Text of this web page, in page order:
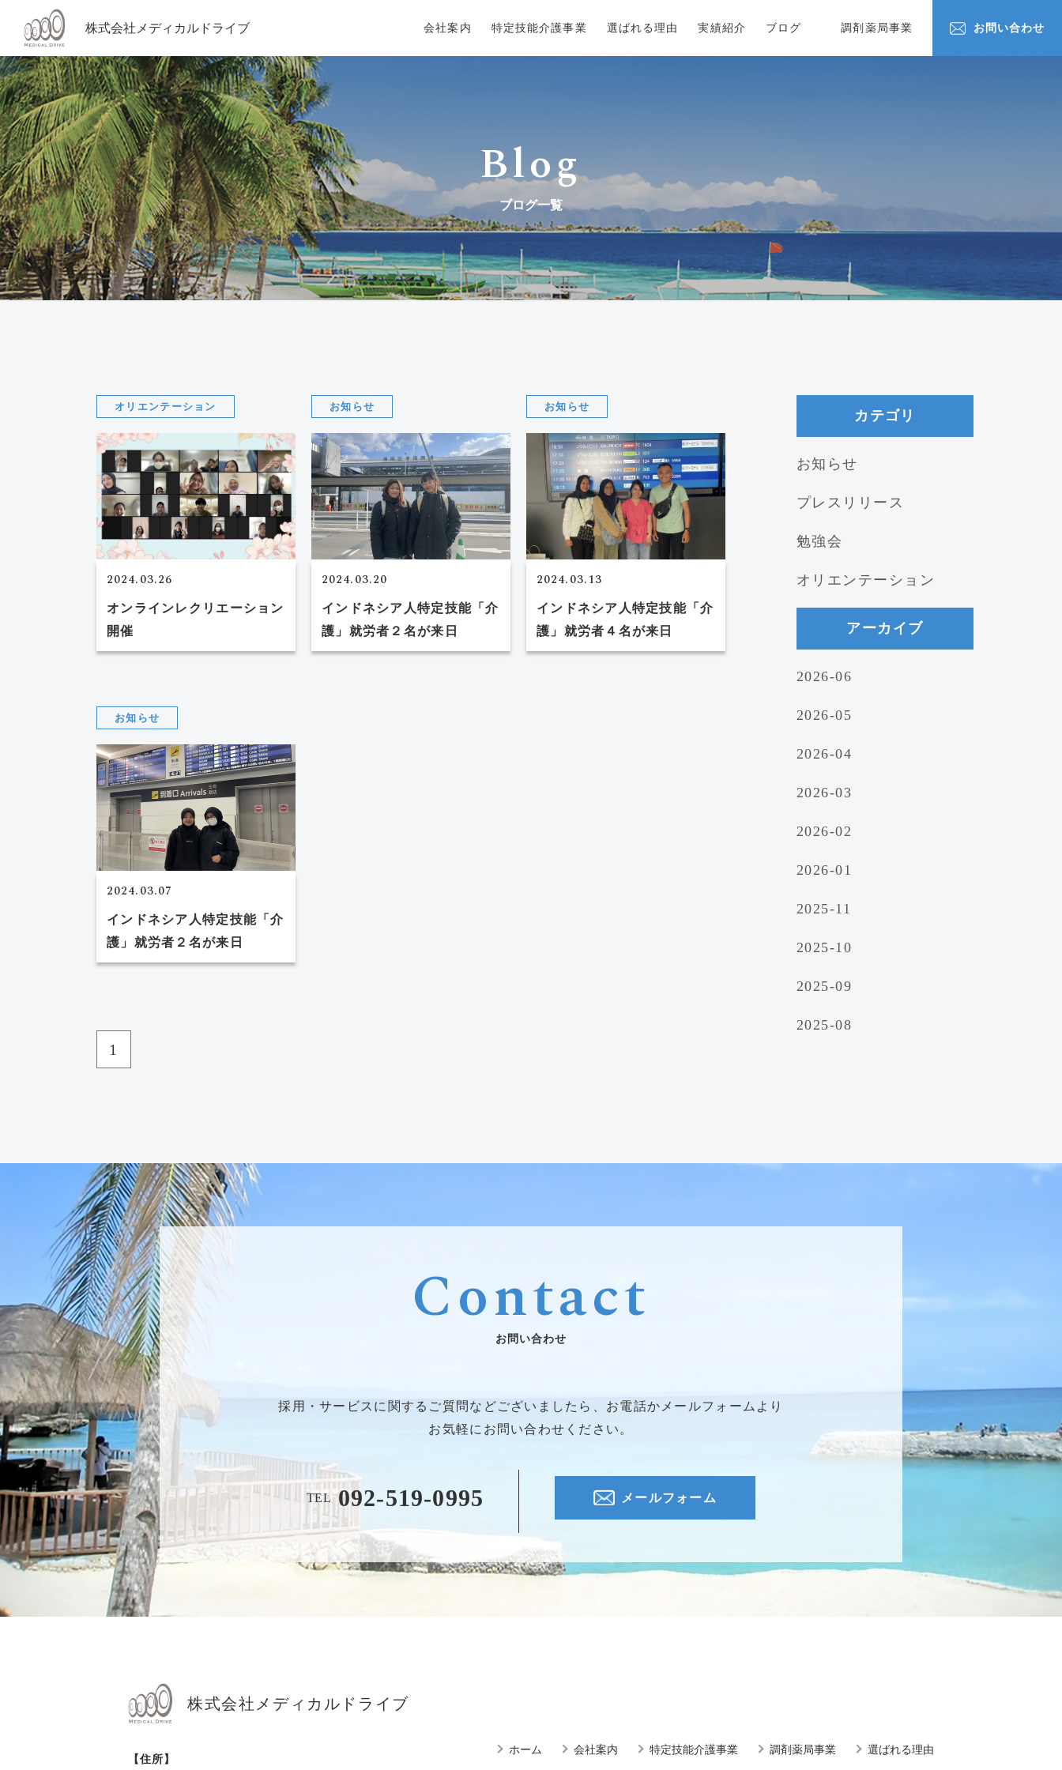
株式会社メディカルドライブ 会社案内 特定技能介護事業 選ばれる理由 実績紹介 ブログ 調剤薬局事業 お問い合わせ
Blog
ブログ一覧
オリエンテーション
2024.03.26
オンラインレクリエーション
開催
お知らせ
2024.03.20
インドネシア人特定技能「介
護」就労者２名が来日
お知らせ
2024.03.13
インドネシア人特定技能「介
護」就労者４名が来日
お知らせ
2024.03.07
インドネシア人特定技能「介
護」就労者２名が来日
1
カテゴリ
お知らせ
プレスリリース
勉強会
オリエンテーション
アーカイブ
2026-06
2026-05
2026-04
2026-03
2026-02
2026-01
2025-11
2025-10
2025-09
2025-08
Contact
お問い合わせ
採用・サービスに関するご質問などございましたら、お電話かメールフォームより
お気軽にお問い合わせください。
TEL 092-519-0995 メールフォーム
株式会社メディカルドライブ
【住所】
ホーム 会社案内 特定技能介護事業 調剤薬局事業 選ばれる理由